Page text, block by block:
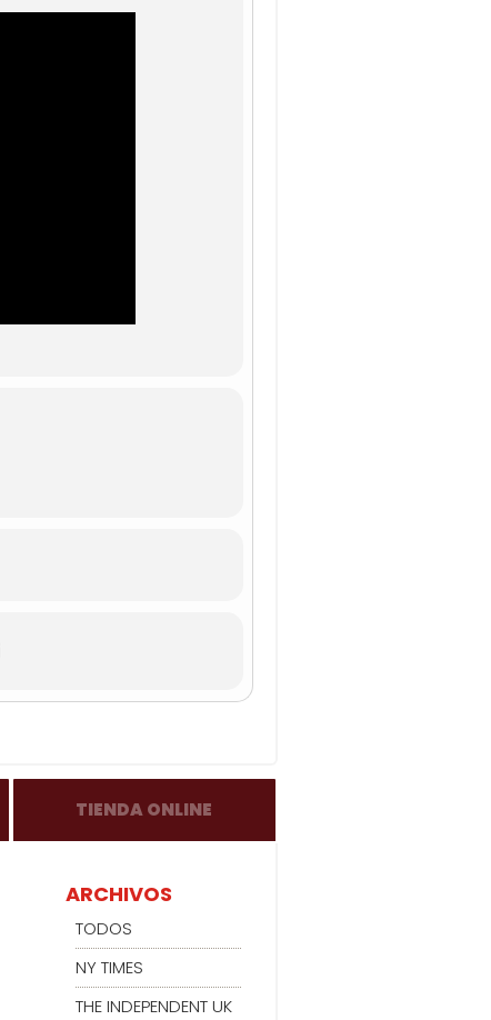
TIENDA ONLINE
ARCHIVOS
TODOS
NY TIMES
THE INDEPENDENT UK